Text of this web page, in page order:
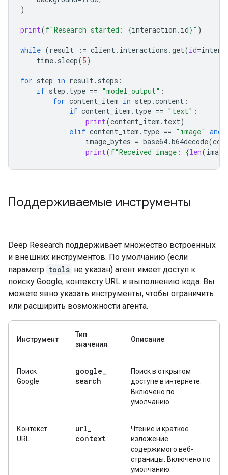
)
print(f"Research started: {interaction . id}" )
while (result := client. interactions .get(id=
time. sleep(5)
for step in result. steps :
if step . type == "model_output" :
for content_item in step .content :
if content_item . type == "text" :
print(content_item . text)
elif content_item . type == "image" and
image_bytes = base64.b64decode(
print(f"Received image: {len(
Поддерживаемые инструменты
Deep Research поддерживает множество встроенных
и внешних инструментов. По умолчанию (если
параметр tools не указан) агент имеет доступ к
поиску Google, контексту URL и выполнению кода. Вы
можете явно указать инструменты, чтобы ограничить
или расширить возможности агента.
Инструмент
Тип
значения
Описание
Поиск
Google
google_
search
Поиск в открытом
доступе в интернете.
Включено по
умолчанию.
Контекст
URL
url_
context
Чтение и краткое
изложение
содержимого веб-
страницы. Включено по
умолчанию.